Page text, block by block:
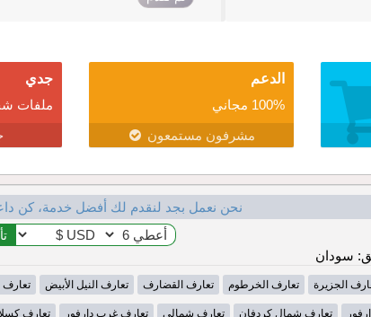
الدعم
100% مجاني
مشرفون مستمعون
جدي
ملفات
نحن نعمل بجد لنقدم لك أفضل خدمة، كن
سودان
الجزيرة تعارف الخرطوم تعارف القضارف تعارف النيل الأبيض تعارف
تعارف شمال كردفان تعارف شمالي تعارف غرب دارفور تعارف